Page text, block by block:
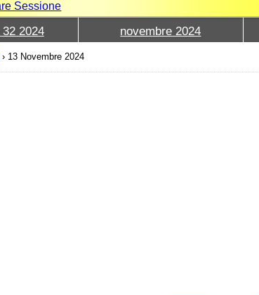
Sessione
2024 novembre 2024
› 13 Novembre 2024